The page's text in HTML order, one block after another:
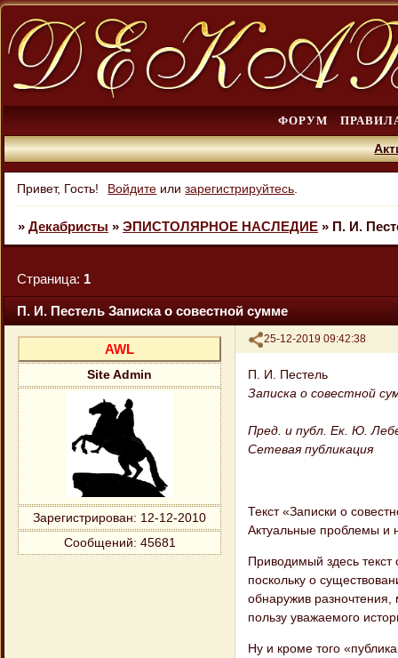
ФОРУМ
Привет, Гость! Войдите илизарегистрируйтесь
» Декабристы » ЭПИСТОЛЯРНОЕ НАСЛЕДИЕ » П. И.
П. И. Пестель Записка о совестной сумме
Страница: 1
Поделиться
25-12-2019 09:42:38
AWL
Site Admin
Зарегистрирован: 12-12-2010
Сообщений: 45681
П. И. Пестель
Записка о совестной
Пред. и публ. Ек. Ю.
Сетевая публикация
Текст «Записки о
Актуальные проблемы
Приводимый здесь текст
поскольку о
обнаружив разночтения,
пользу уважаемого
Ну и кроме того